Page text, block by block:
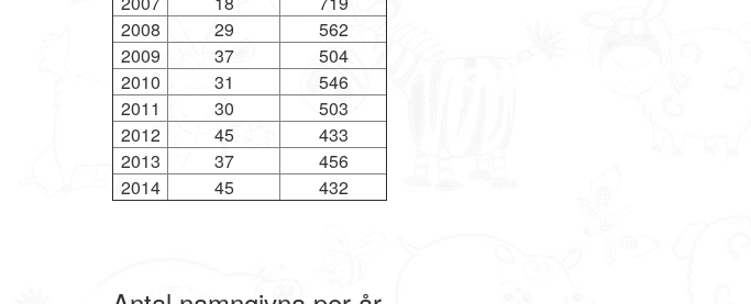
2008
29
562
2009
37
504
2010
31
546
2011
30
503
2012
45
433
2013
37
456
2014
45 432